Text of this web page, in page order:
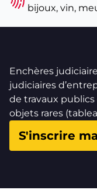
bijoux, vin,
Enchères
judiciaires
de travaux
objets rares
S'inscrire